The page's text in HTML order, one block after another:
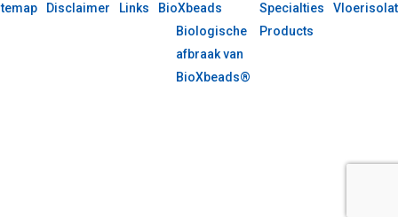
Disclaimer Links
BioXbeads
Biologische
afbraak van
BioXbeads®
Specialties
Products